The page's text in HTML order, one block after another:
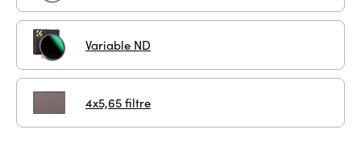
Variable ND
4x5,65 filtre